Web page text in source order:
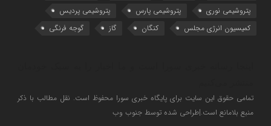
پتروشیمی نوری
پتروشیمی پارس
پتروشیمی پردیس
کمیسیون انرژی مجلس
کنگان گاز گوجه فرنگی
تمامی حقوق این سایت برای پایگاه خبری سورا محفوظ است. نقل مطالب با ذکر
منبع بلامانع است.|طراحی شده توسط جنوب وب